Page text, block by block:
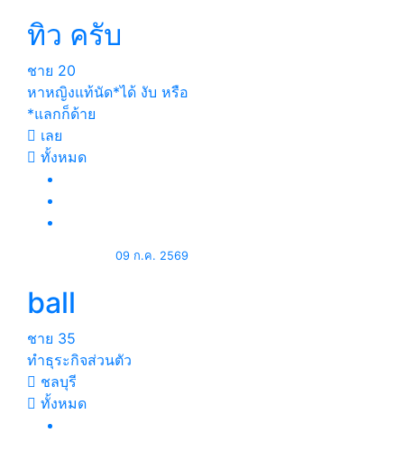
ทิว ครับ
ชาย 20
หาหญิงแท้นัด*ได้ งับ หรือ
*แลกก็ด้าย
เลย
ทั้งหมด
09 ก.ค. 2569
ball
ชาย 35
ทำธุระกิจส่วนตัว
ชลบุรี
ทั้งหมด